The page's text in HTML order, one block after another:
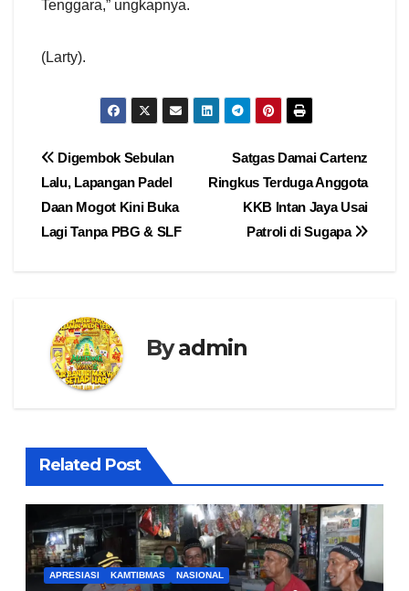
Tenggara,” ungkapnya.
(Larty).
Navigasi
pos
Satgas Damai Cartenz
Ringkus Terduga Anggota
KKB Intan Jaya Usai
Patroli di Sugapa
Digembok Sebulan
Lalu, Lapangan Padel
Daan Mogot Kini Buka
Lagi Tanpa PBG & SLF
Byadmin
Related Post
APRESIASI KAMTIBMAS NASIONAL